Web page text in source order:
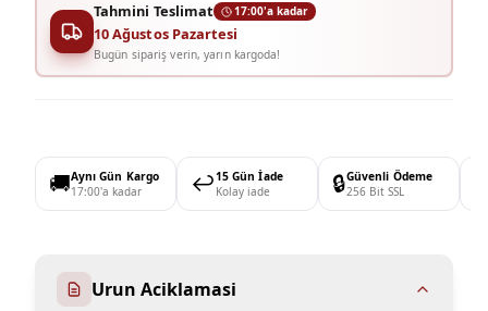
Tahmini Teslimat 17:00'a kadar
10 Ağustos Pazartesi
Bugün sipariş verin, yarın kargoda!
🚚Aynı Gün Kargo
17:00'a kadar
↩️15 Gün İade
Kolay iade
🔒Güvenli Ödeme
256 Bit SSL
Urun Aciklamasi